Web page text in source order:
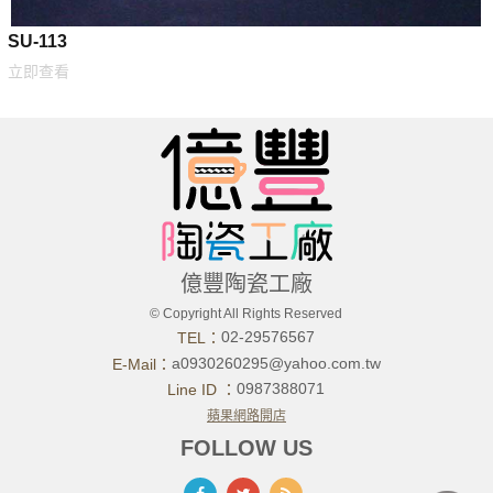
SU-113
立即查看
億豐陶瓷工廠
© Copyright All Rights Reserved
TEL：02-29576567
E-Mail： a0930260295@yahoo.com.tw
Line ID ：0987388071
蘋果網路開店
FOLLOW US